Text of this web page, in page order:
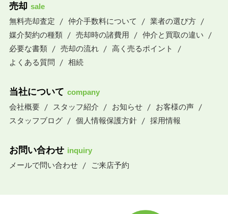
売却 sale
無料売却査定
仲介手数料について
業者の選び方
媒介契約の種類
売却時の諸費用
仲介と買取の違い
必要な書類
売却の流れ
高く売るポイント
よくある質問
相続
当社について company
会社概要
スタッフ紹介 お知らせ
お客様の声
スタッフブログ
個人情報保護方針 採用情報
お問い合わせ inquiry
メールで問い合わせ
ご来店予約